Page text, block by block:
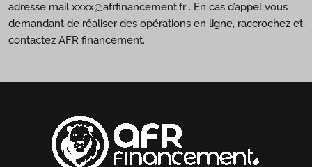
adresse mail xxxx@afrfinancement.fr . En cas d’appel vous
demandant de réaliser des opérations en ligne, raccrochez et
contactez AFR financement.